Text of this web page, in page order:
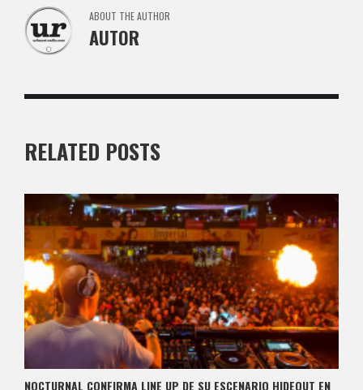
ABOUT THE AUTHOR
AUTOR
RELATED POSTS
NOCTURNAL CONFIRMA LINE UP DE SU ESCENARIO HIDEOUT EN